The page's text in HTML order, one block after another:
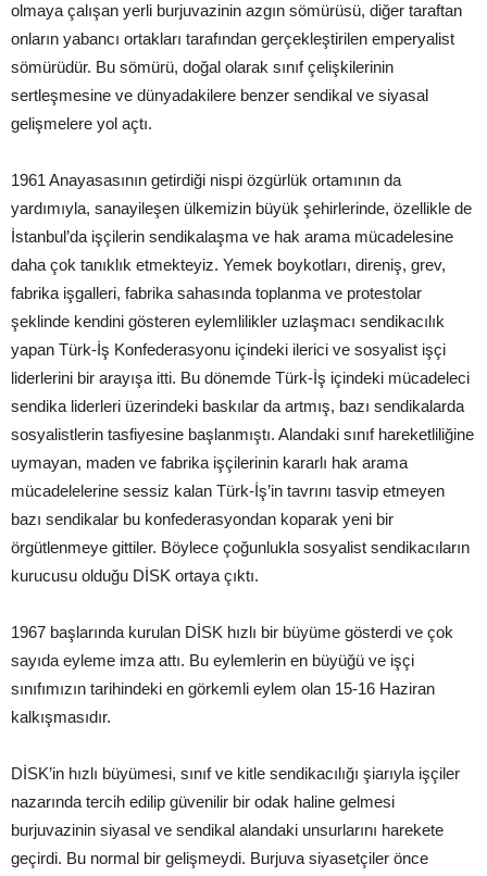
olmaya çalışan yerli burjuvazinin azgın sömürüsü, diğer taraftan
onların yabancı ortakları tarafından gerçekleştirilen emperyalist
sömürüdür. Bu sömürü, doğal olarak sınıf çelişkilerinin
sertleşmesine ve dünyadakilere benzer sendikal ve siyasal
gelişmelere yol açtı.
1961 Anayasasının getirdiği nispi özgürlük ortamının da
yardımıyla, sanayileşen ülkemizin büyük şehirlerinde, özellikle de
İstanbul’da işçilerin sendikalaşma ve hak arama mücadelesine
daha çok tanıklık etmekteyiz. Yemek boykotları, direniş, grev,
fabrika işgalleri, fabrika sahasında toplanma ve protestolar
şeklinde kendini gösteren eylemlilikler uzlaşmacı sendikacılık
yapan Türk-İş Konfederasyonu içindeki ilerici ve sosyalist işçi
liderlerini bir arayışa itti. Bu dönemde Türk-İş içindeki mücadeleci
sendika liderleri üzerindeki baskılar da artmış, bazı sendikalarda
sosyalistlerin tasfiyesine başlanmıştı. Alandaki sınıf hareketliliğine
uymayan, maden ve fabrika işçilerinin kararlı hak arama
mücadelelerine sessiz kalan Türk-İş’in tavrını tasvip etmeyen
bazı sendikalar bu konfederasyondan koparak yeni bir
örgütlenmeye gittiler. Böylece çoğunlukla sosyalist sendikacıların
kurucusu olduğu DİSK ortaya çıktı.
1967 başlarında kurulan DİSK hızlı bir büyüme gösterdi ve çok
sayıda eyleme imza attı. Bu eylemlerin en büyüğü ve işçi
sınıfımızın tarihindeki en görkemli eylem olan 15-16 Haziran
kalkışmasıdır.
DİSK’in hızlı büyümesi, sınıf ve kitle sendikacılığı şiarıyla işçiler
nazarında tercih edilip güvenilir bir odak haline gelmesi
burjuvazinin siyasal ve sendikal alandaki unsurlarını harekete
geçirdi. Bu normal bir gelişmeydi. Burjuva siyasetçiler önce